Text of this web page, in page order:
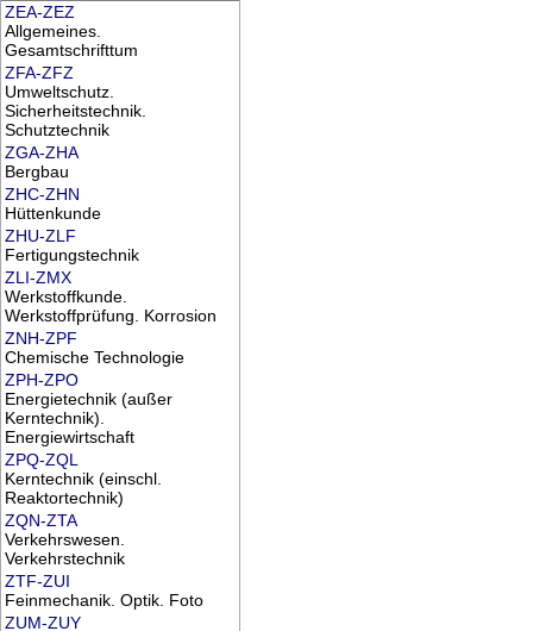
ZEA-ZEZ
Allgemeines.
Gesamtschrifttum
ZFA-ZFZ
Umweltschutz.
Sicherheitstechnik.
Schutztechnik
ZGA-ZHA
Bergbau
ZHC-ZHN
Hüttenkunde
ZHU-ZLF
Fertigungstechnik
ZLI-ZMX
Werkstoffkunde.
Werkstoffprüfung. Korrosion
ZNH-ZPF
Chemische Technologie
ZPH-ZPO
Energietechnik (außer
Kerntechnik).
Energiewirtschaft
ZPQ-ZQL
Kerntechnik (einschl.
Reaktortechnik)
ZQN-ZTA
Verkehrswesen.
Verkehrstechnik
ZTF-ZUI
Feinmechanik. Optik. Foto
ZUM-ZUY